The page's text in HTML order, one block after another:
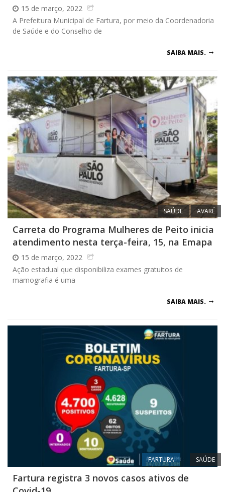
15 de março, 2022
A Prefeitura Municipal de Fartura, por meio da Coordenadoria
de Saúde e do Conselho de
SAIBA MAIS.
SAÚDE AVARÉ
Carreta do Programa Mulheres de Peito inicia
atendimento nesta terça-feira, 15, na Emapa
15 de março, 2022
Ação estadual que disponibiliza exames gratuitos de
mamografia é uma
SAIBA MAIS.
FARTURA SAÚDE
Fartura registra 3 novos casos ativos de